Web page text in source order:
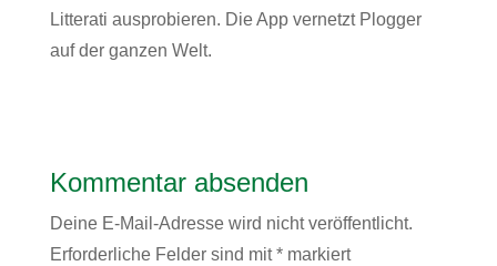
Litterati ausprobieren. Die App vernetzt Plogger
auf der ganzen Welt.
Kommentar absenden
Deine E-Mail-Adresse wird nicht veröffentlicht.
Erforderliche Felder sind mit*markiert